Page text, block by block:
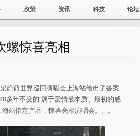
政策 资讯 科技 论坛
螺惊喜亮相
静茹世界巡回演唱会上海站给出了答案
年不变的“属于爱情最本质、最初的感
站指定产品，惊喜亮相演唱会。。。